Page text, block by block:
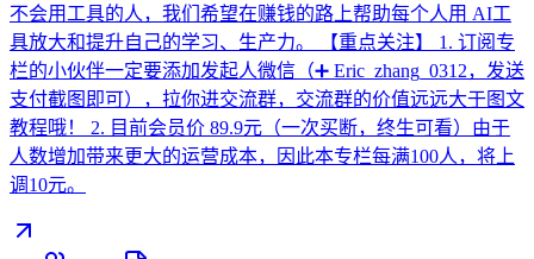
不会用工具的人，我们希望在赚钱的路上帮助每个人用 AI工
具放大和提升自己的学习、生产力。 【重点关注】 1. 订阅专
栏的小伙伴一定要添加发起人微信（➕ Eric_zhang_0312，发送
支付截图即可），拉你进交流群，交流群的价值远远大于图文
教程哦！ 2. 目前会员价 89.9元（一次买断，终生可看）由于
人数增加带来更大的运营成本，因此本专栏每满100人，将上
调10元。